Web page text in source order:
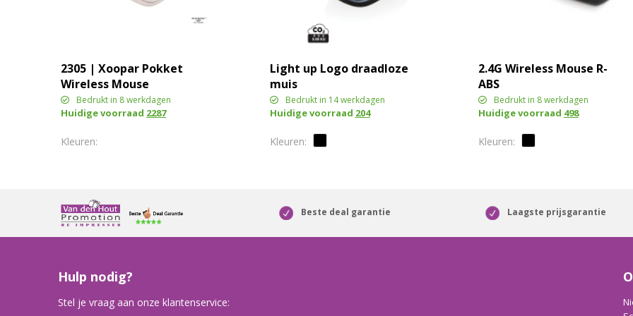
2305 | Xoopar Pokket
Wireless Mouse
Bedrukt in 8 werkdagen
Huidige voorraad 2287
Light up Logo draadloze
muis
Bedrukt in 14 werkdagen
Huidige voorraad 204
2.4G Wireless Mouse R-
ABS
Bedrukt in 8 werkdagen
Huidige voorraad 498
Beste deal garantie Laagste prijsgarantie
Hulp nodig?
Stel je vraag aan onze klantenservice: